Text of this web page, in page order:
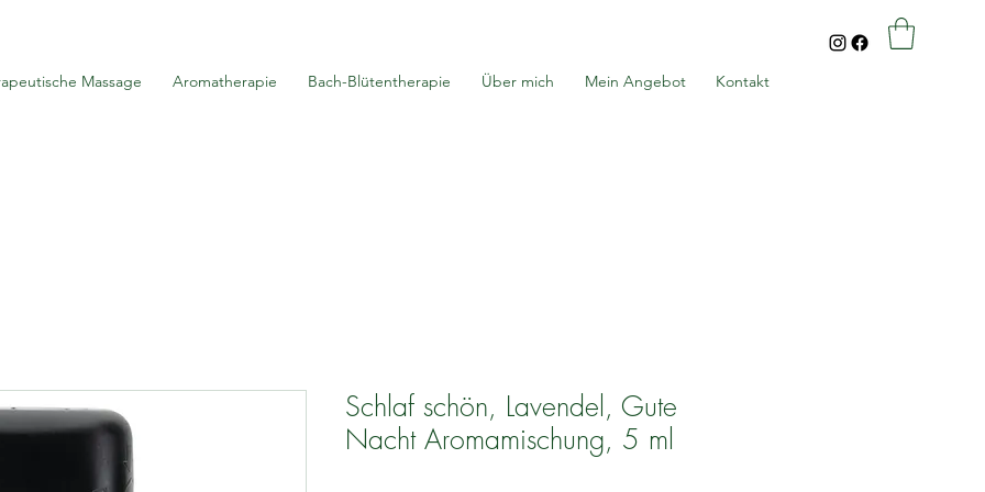
Massage Aromatherapie Bach-Blütentherapie Über mich Mein Angebot Kontakt
Schlaf schön, Lavendel, Gute
Nacht Aromamischung, 5 ml